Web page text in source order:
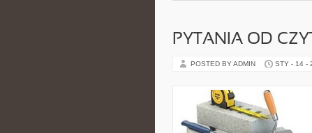
PYTANIA OD
POSTED BY ADMIN STY - 14 -